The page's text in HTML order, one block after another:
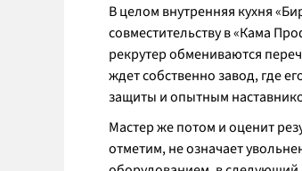
В целом внутренняя кухня
совместительству в «Кама
рекрутер обмениваются
ждет собственно завод, где
защиты и опытным
Мастер же потом и оценит
отметим, не означает